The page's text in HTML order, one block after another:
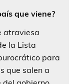
que viene?
atraviesa
la Lista
para
que salen a